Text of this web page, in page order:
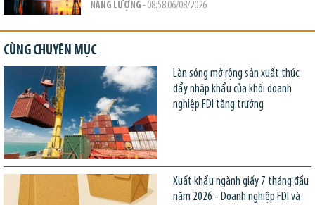
NĂNG LƯỢNG - 08:58 06/08/2026
CÙNG CHUYÊN MỤC
Làn sóng mở rộng sản xuất thúc
đẩy nhập khẩu của khối doanh
nghiệp FDI tăng trưởng
Xuất khẩu ngành giấy 7 tháng đầu
năm 2026 - Doanh nghiệp FDI và